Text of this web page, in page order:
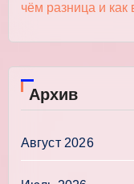
чём разница и как
Архив
Август 2026